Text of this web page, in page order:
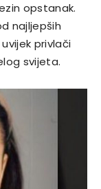
opstanak.
najljepših
privlači
svijeta.